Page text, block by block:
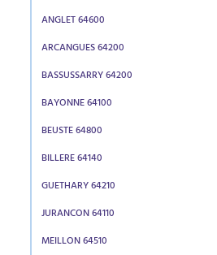
ANGLET 64600
ARCANGUES 64200
BASSUSSARRY 64200
BAYONNE 64100
BEUSTE 64800
BILLERE 64140
GUETHARY 64210
JURANCON 64110
MEILLON 64510